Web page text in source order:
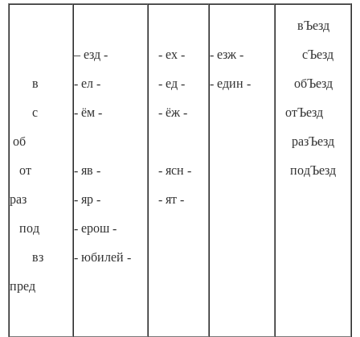
в
с
об
от
раз
под
вз
пред
– езд -
- ел -
- ём -
- яв -
- яр -
- ерош -
- юбилей -
- ех -
- ед -
- ёж -
- ясн -
- ят -
- езж -
- един -
вЪезд
сЪезд
обЪезд
отЪезд
разЪезд
подЪезд